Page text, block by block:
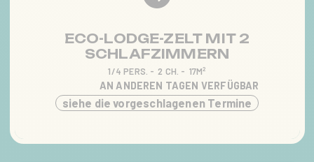
ECO-LODGE-ZELT MIT 2
SCHLAFZIMMERN
1/4 PERS. 2 CH. 17M²
AN ANDEREN TAGEN VERFÜGBAR
siehe die vorgeschlagenen Termine